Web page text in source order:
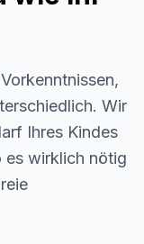
Wir
Ihres Kindes
es wirklich nötig